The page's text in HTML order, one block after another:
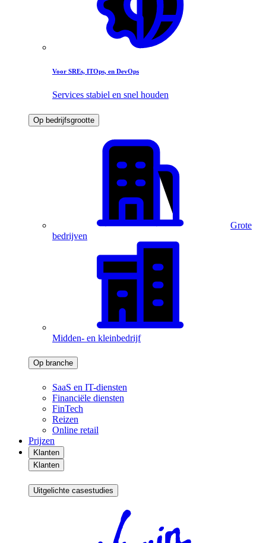
Voor SREs, ITOps, en DevOps
Services stabiel en snel houden
Op bedrijfsgrootte
Grote
bedrijven
Midden- en kleinbedrijf
Op branche
SaaS en IT-diensten
Financiële diensten
FinTech
Reizen
Online retail
Prijzen
Klanten
Klanten
Uitgelichte casestudies